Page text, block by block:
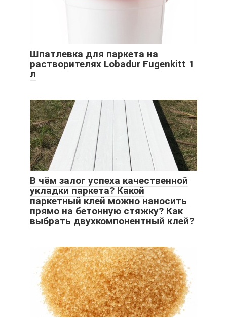
Шпатлевка для паркета на
растворителях Lobadur Fugenkitt 1
л
В чём залог успеха качественной
укладки паркета? Какой
паркетный клей можно наносить
прямо на бетонную стяжку? Как
выбрать двухкомпонентный клей?